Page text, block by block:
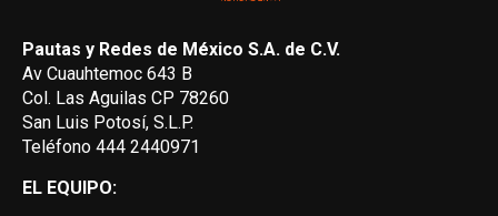
Pautas y Redes de México S.A. de C.V.
Av Cuauhtemoc 643 B
Col. Las Aguilas CP 78260
San Luis Potosí, S.L.P.
Teléfono 444 2440971
EL EQUIPO: